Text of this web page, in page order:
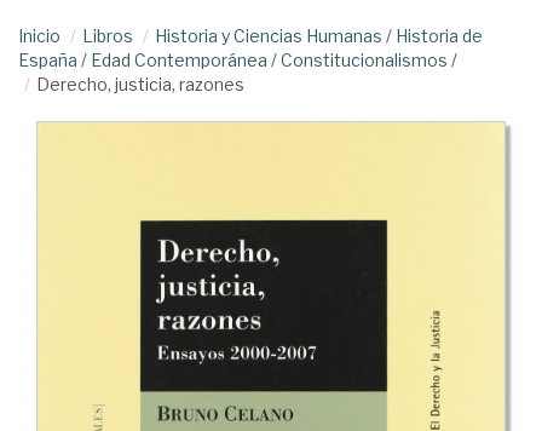
Inicio Libros Historia y Ciencias Humanas / Historia de
España / Edad Contemporánea /Constitucionalismos /
Derecho, justicia, razones